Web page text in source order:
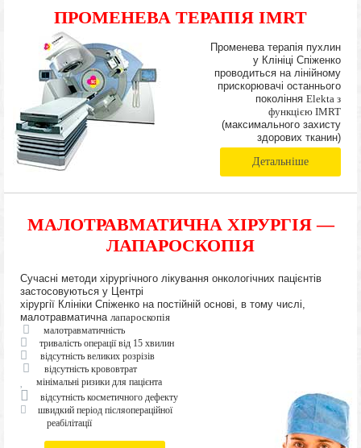
ПРОМЕНЕВА ТЕРАПІЯ IMRT
Променева терапія пухлин
у Клініці Спіженко
проводиться на лінійному
прискорювачі останнього
покоління Elekta з
функцією IMRT
(максимального захисту
здорових тканин)
Детальніше
МАЛОТРАВМАТИЧНА ХІРУРГІЯ —
ЛАПАРОСКОПІЯ
Сучасні методи хірургічного лікування онкологічних пацієнтів
застосовуються у Центрі
хірургії Клініки Спіженко на постійній основі, в тому числі,
малотравматична лапароскопія
малотравматичність
тривалість операції від 15 хвилин
відсутність великих розрізів
відсутність крововтрат
мінімальні ризики для пацієнта
відсутність косметичного дефекту
швидкий період післяопераційної
реабілітації